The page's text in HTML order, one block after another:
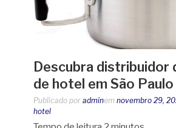
Descubra distribuidor
de hotel em São Paulo
Publicado por adminem novembro 29,
hotel